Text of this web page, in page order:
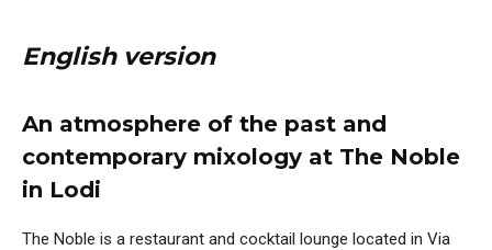
English version
An atmosphere of the past and
contemporary mixology at The Noble
in Lodi
The Noble is a restaurant and cocktail lounge located in Via